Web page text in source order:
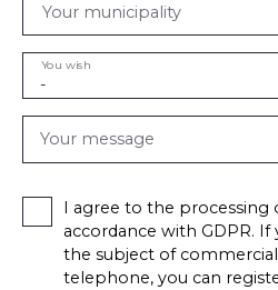
Your municipality
-
You wish
Your message
I agree to the
accordance with GDPR.
the subject of
telephone, you can